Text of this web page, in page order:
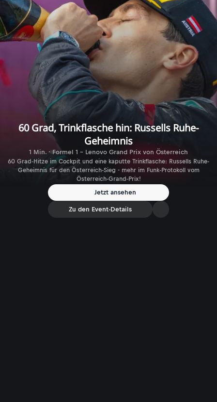
60 Grad, Trinkflasche hin: Russells Ruhe-
Geheimnis
1 Min. · Formel 1 - Lenovo Grand Prix von Österreich
60 Grad-Hitze im Cockpit und eine kaputte Trinkflasche: Russells Ruhe-
Geheimnis für den Österreich-Sieg - mehr im Funk-Protokoll vom
Österreich-Grand-Prix!
Jetzt ansehen
Zu den Event-Details